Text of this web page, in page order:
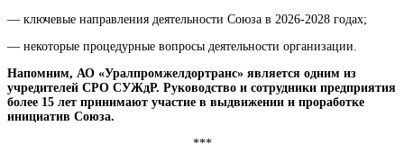
— ключевые направления деятельности Союза в 2026-2028 годах;
— некоторые процедурные вопросы деятельности организации.
Напомним, АО «Уралпромжелдортранс» является одним из
учредителей СРО СУЖдР. Руководство и сотрудники предприятия
более 15 лет принимают участие в выдвижении и проработке
инициатив Союза.
***